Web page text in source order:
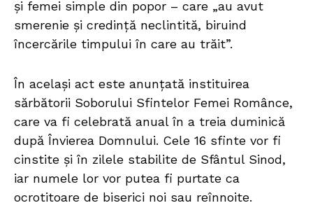
și femei simple din popor – care „au avut
smerenie și credință neclintită, biruind
încercările timpului în care au trăit”.
În același act este anunțată instituirea
sărbătorii Soborului Sfintelor Femei Românce,
care va fi celebrată anual în a treia duminică
după Învierea Domnului. Cele 16 sfinte vor fi
cinstite și în zilele stabilite de Sfântul Sinod,
iar numele lor vor putea fi purtate ca
ocrotitoare de biserici noi sau reînnoite.